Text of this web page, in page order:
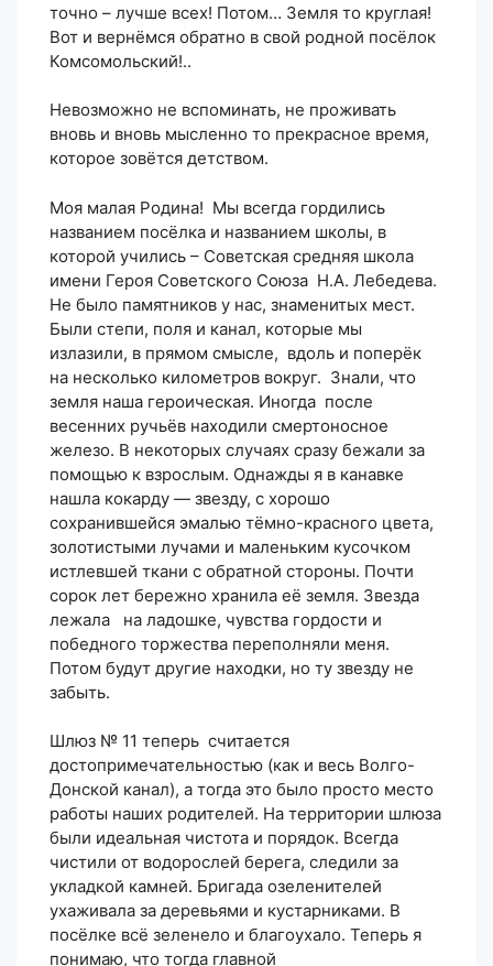
точно – лучше всех! Потом… Земля то круглая!
Вот и вернёмся обратно в свой родной посёлок
Комсомольский!..
Невозможно не вспоминать, не проживать
вновь и вновь мысленно то прекрасное время,
которое зовётся детством.
Моя малая Родина! Мы всегда гордились
названием посёлка и названием школы, в
которой учились – Советская средняя школа
имени Героя Советского Союза Н.А. Лебедева.
Не было памятников у нас, знаменитых мест.
Были степи, поля и канал, которые мы
излазили, в прямом смысле, вдоль и поперёк
на несколько километров вокруг. Знали, что
земля наша героическая. Иногда после
весенних ручьёв находили смертоносное
железо. В некоторых случаях сразу бежали за
помощью к взрослым. Однажды я в канавке
нашла кокарду — звезду, с хорошо
сохранившейся эмалью тёмно-красного цвета,
золотистыми лучами и маленьким кусочком
истлевшей ткани с обратной стороны. Почти
сорок лет бережно хранила её земля. Звезда
лежала на ладошке, чувства гордости и
победного торжества переполняли меня.
Потом будут другие находки, но ту звезду не
забыть.
Шлюз № 11 теперь считается
достопримечательностью (как и весь Волго-
Донской канал), а тогда это было просто место
работы наших родителей. На территории шлюза
были идеальная чистота и порядок. Всегда
чистили от водорослей берега, следили за
укладкой камней. Бригада озеленителей
ухаживала за деревьями и кустарниками. В
посёлке всё зеленело и благоухало. Теперь я
понимаю, что тогда главной